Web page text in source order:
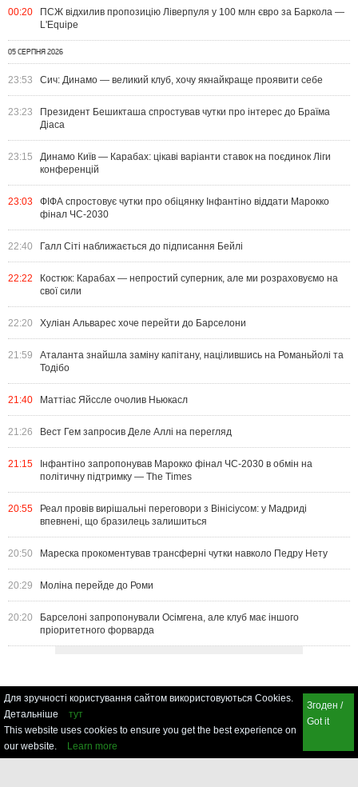
00:20
ПСЖ відхилив пропозицію Ліверпуля у 100 млн євро за Баркола —
L'Equipe
05 СЕРПНЯ 2026
23:53 Сич: Динамо — великий клуб, хочу якнайкраще проявити себе
23:23
Президент Бешикташа спростував чутки про інтерес до Браїма
Діаса
23:15
Динамо Київ — Карабах: цікаві варіанти ставок на поєдинок Ліги
конференцій
23:03
ФІФА спростовує чутки про обіцянку Інфантіно віддати Марокко
фінал ЧС-2030
22:40 Галл Сіті наближається до підписання Бейлі
22:22
Костюк: Карабах — непростий суперник, але ми розраховуємо на
свої сили
22:20 Хуліан Альварес хоче перейти до Барселони
21:59
Аталанта знайшла заміну капітану, націлившись на Романьйолі та
Тодібо
21:40 Маттіас Яйссле очолив Ньюкасл
21:26 Вест Гем запросив Деле Аллі на перегляд
21:15
Інфантіно запропонував Марокко фінал ЧС-2030 в обмін на
політичну підтримку — The Times
20:55
Реал провів вирішальні переговори з Вінісіусом: у Мадриді
впевнені, що бразилець залишиться
20:50 Мареска прокоментував трансферні чутки навколо Педру Нету
20:29 Моліна перейде до Роми
20:20
Барселоні запропонували Осімгена, але клуб має іншого
пріоритетного форварда
Для зручності користування сайтом використовуються Cookies.
Детальніше
тут
This website uses cookies to ensure you get the best experience on
our website.
Learn more
Згоден /
Got it